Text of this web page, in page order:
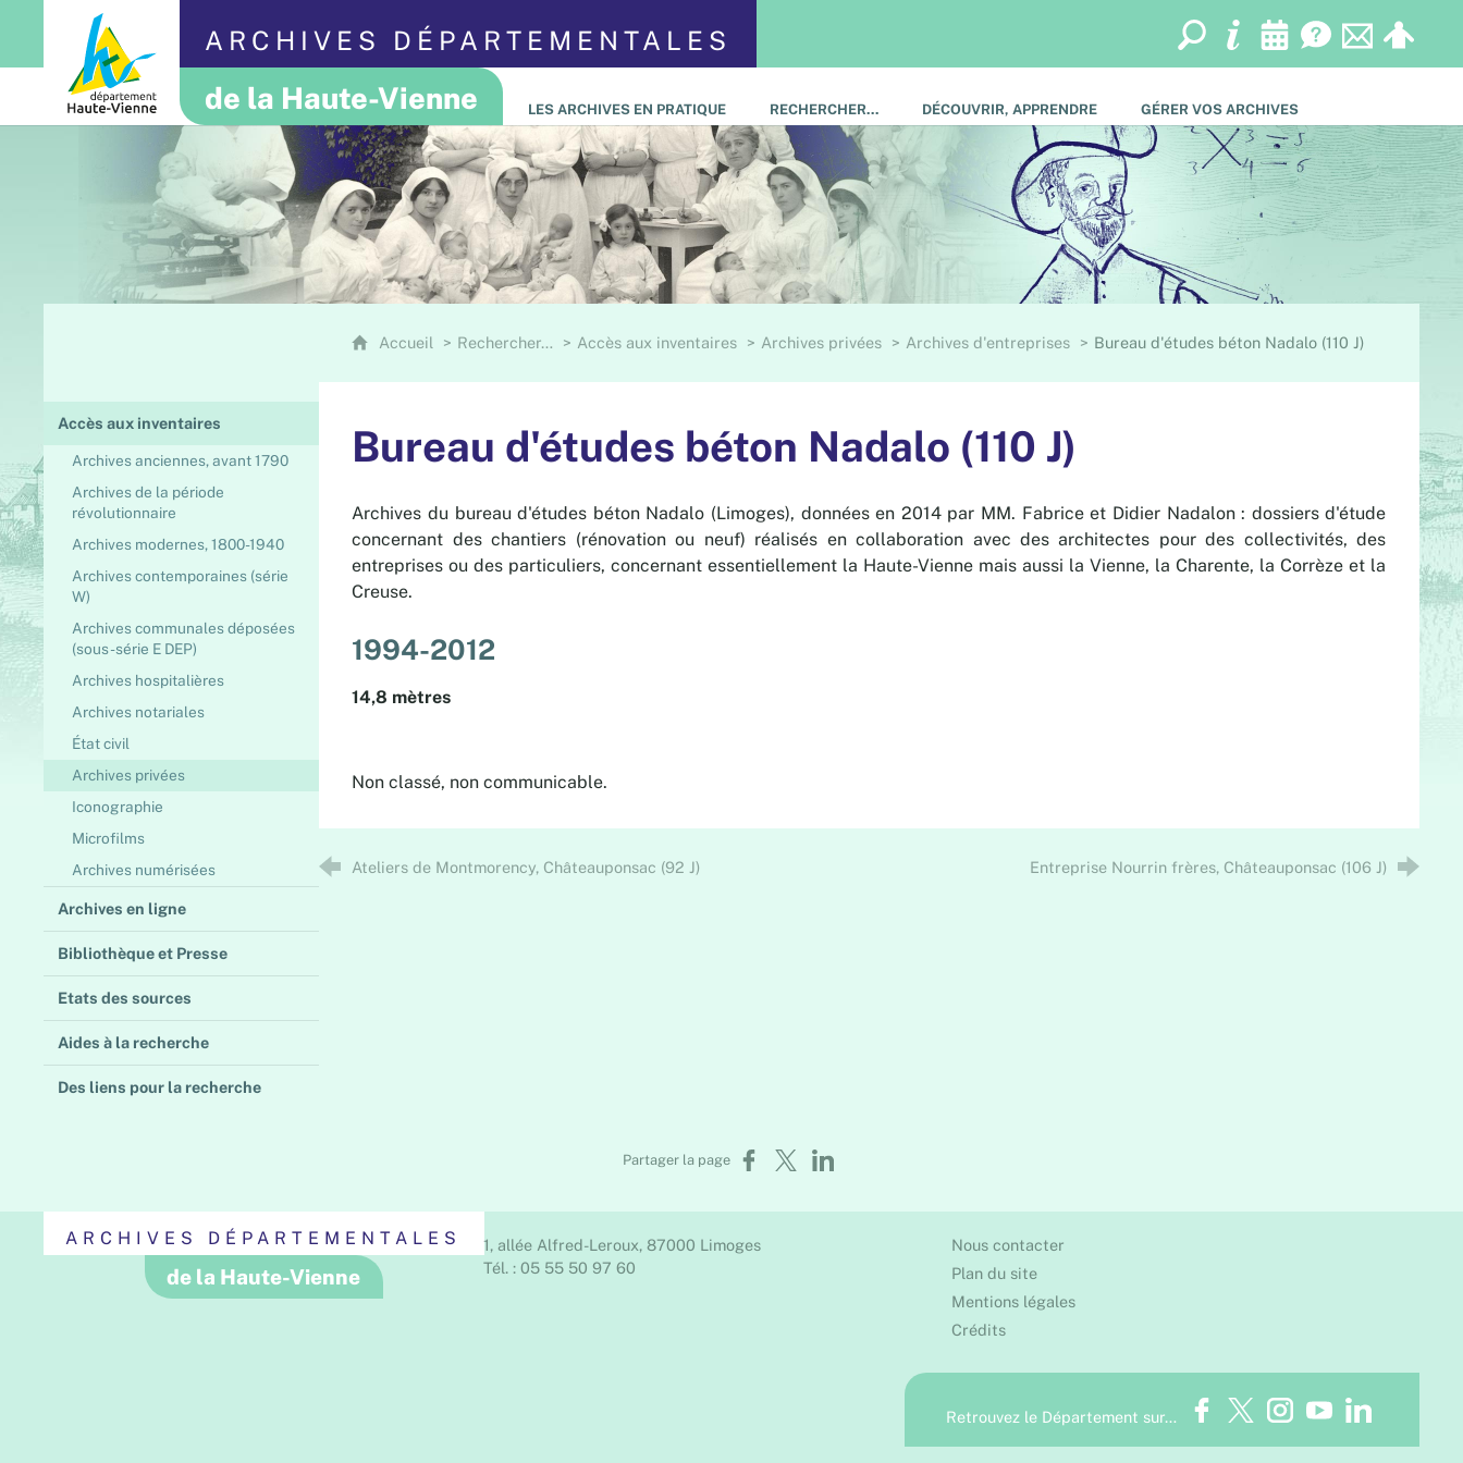
ARCHIVES DÉPARTEMENTALES
de la Haute-Vienne LES ARCHIVES EN PRATIQUE RECHERCHER… DÉCOUVRIR, APPRENDRE GÉRER VOS ARCHIVES
Accès aux inventaires
Archives anciennes, avant 1790
Archives de la période
révolutionnaire
Archives modernes, 1800-1940
Archives contemporaines (série
W)
Archives communales déposées
(sous-série E DEP)
Archives hospitalières
Archives notariales
État civil
Archives privées
Iconographie
Microfilms
Archives numérisées
Archives en ligne
Bibliothèque et Presse
Etats des sources
Aides à la recherche
Des liens pour la recherche
Accueil Rechercher… Accès aux inventaires Archives privées Archives d'entreprises Bureau d'études béton Nadalo (110 J)
Bureau d'études béton Nadalo (110 J)
Archives du bureau d'études béton Nadalo (Limoges), données en 2014 par MM. Fabrice et Didier Nadalon : dossiers d'étude
concernant des chantiers (rénovation ou neuf) réalisés en collaboration avec des architectes pour des collectivités, des
entreprises ou des particuliers, concernant essentiellement la Haute-Vienne mais aussi la Vienne, la Charente, la Corrèze et la
Creuse.
1994-2012
14,8 mètres
Non classé, non communicable.
Ateliers de Montmorency, Châteauponsac (92 J) Entreprise Nourrin frères, Châteauponsac (106 J)
Partager la page Partager sur Facebook
Partager sur XPartager sur LinkedIn
ARCHIVES DÉPARTEMENTALES
de la Haute-Vienne
1, allée Alfred-Leroux, 87000 Limoges
Tél. : 05 55 50 97 60
Nous contacter
Plan du site
Mentions légales
Crédits
Retrouvez le Département sur…
Facebook
TwitterInstagram
Youtube